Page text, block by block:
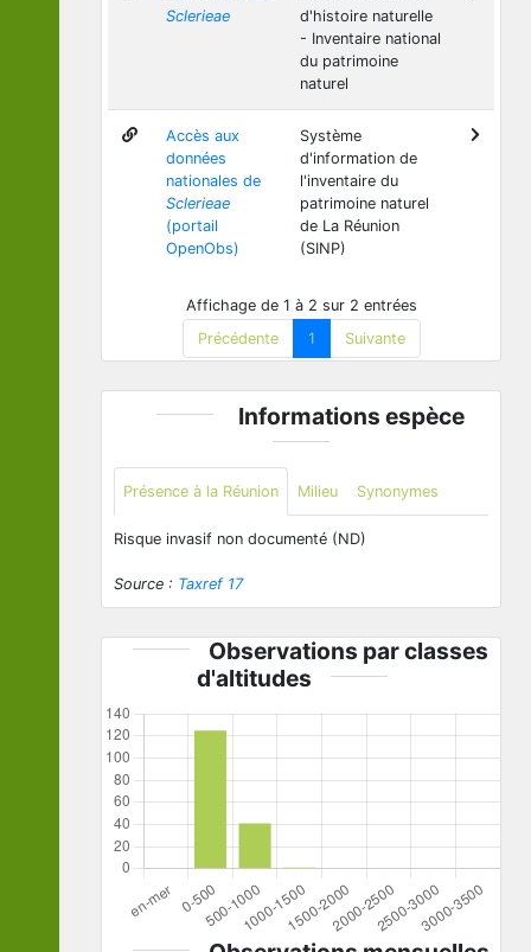
Sclerieae
d'histoire naturelle
- Inventaire national
du patrimoine
naturel
Accès aux
données
nationales de
Sclerieae
(portail
OpenObs)
Système
d'information de
l'inventaire du
patrimoine naturel
de La Réunion
(SINP)
Affichage de 1 à 2 sur 2 entrées
Précédente
1 Suivante
Informations espèce
Présence à la Réunion Milieu Synonymes
Risque invasif non documenté (ND)
Source : Taxref 17
Observations par classes
d'altitudes